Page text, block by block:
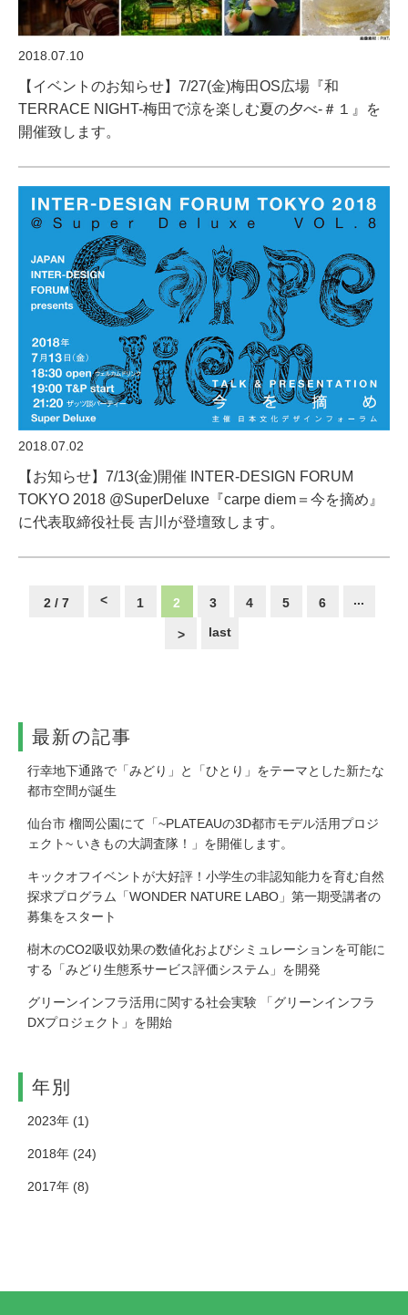
2018.07.10
【イベントのお知らせ】7/27(金)梅田OS広場『和
TERRACE NIGHT-梅田で涼を楽しむ夏の夕べ-＃１』を
開催致します。
2018.07.02
【お知らせ】7/13(金)開催 INTER-DESIGN FORUM
TOKYO 2018 @SuperDeluxe『carpe diem＝今を摘め』
に代表取締役社長 吉川が登壇致します。
2 / 7 < 1 2 3 4 5 6 ...
> last
最新の記事
⾏幸地下通路で「みどり」と「ひとり」をテーマとした新たな
都市空間が誕生
仙台市 榴岡公園にて「~PLATEAUの3D都市モデル活用プロジ
ェクト~ いきもの大調査隊！」を開催します。
キックオフイベントが大好評！小学生の非認知能力を育む自然
探求プログラム「WONDER NATURE LABO」第一期受講者の
募集をスタート
樹木のCO2吸収効果の数値化およびシミュレーションを可能に
する「みどり生態系サービス評価システム」を開発
グリーンインフラ活用に関する社会実験 「グリーンインフラ
DXプロジェクト」を開始
年別
2023年 (1)
2018年 (24)
2017年 (8)